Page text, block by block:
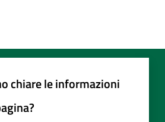
chiare le informazioni